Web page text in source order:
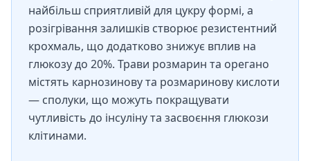
найбільш сприятливій для цукру формі, а
розігрівання залишків створює резистентний
крохмаль, що додатково знижує вплив на
глюкозу до 20%. Трави розмарин та орегано
містять карнозинову та розмаринову кислоти
— сполуки, що можуть покращувати
чутливість до інсуліну та засвоєння глюкози
клітинами.